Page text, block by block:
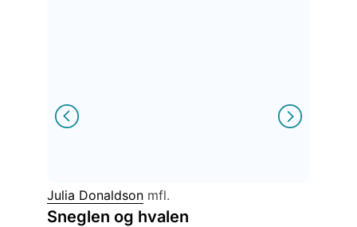
Julia Donaldson mfl.
Sneglen og hvalen